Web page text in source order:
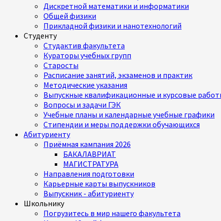
Дискретной математики и информатики
Общей физики
Прикладной физики и нанотехнологий
Студенту
Студактив факультета
Кураторы учебных групп
Старосты
Расписание занятий, экзаменов и практик
Методические указания
Выпускные квалификационные и курсовые
Вопросы и задачи ГЭК
Учебные планы и календарные учебные графики
Стипендии и меры поддержки обучающихся
Абитуриенту
Приёмная кампания 2026
БАКАЛАВРИАТ
МАГИСТРАТУРА
Направления подготовки
Карьерные карты выпускников
Выпускник - абитуриенту
Школьнику
Погрузитесь в мир нашего факультета